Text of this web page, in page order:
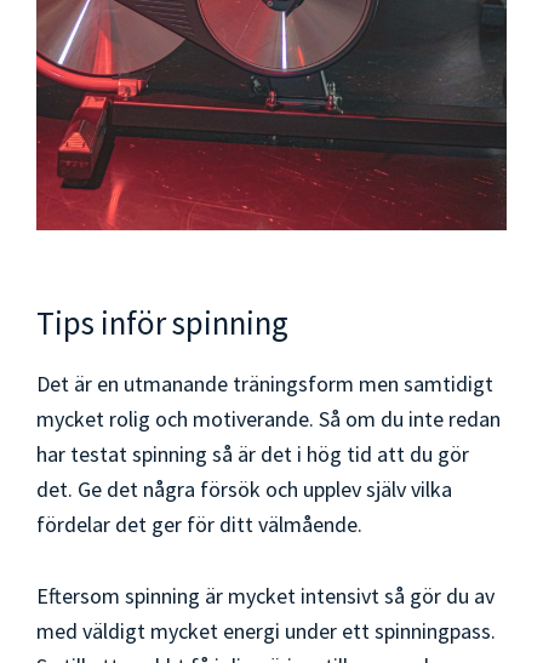
Tips inför spinning
Det är en utmanande träningsform men samtidigt
mycket rolig och motiverande. Så om du inte redan
har testat spinning så är det i hög tid att du gör
det. Ge det några försök och upplev själv vilka
fördelar det ger för ditt välmående.
Eftersom spinning är mycket intensivt så gör du av
med väldigt mycket energi under ett spinningpass.